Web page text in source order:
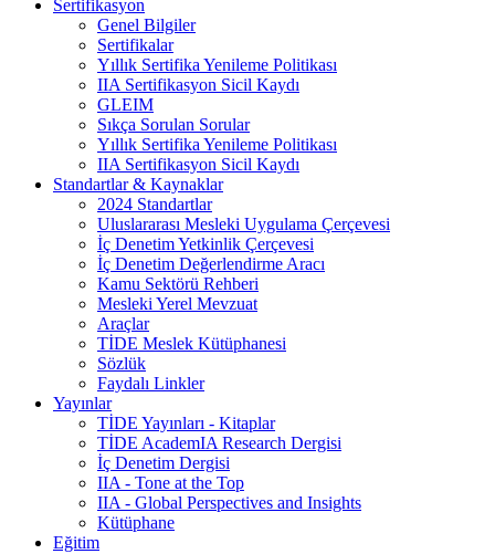
Sertifikasyon
Genel Bilgiler
Sertifikalar
Yıllık Sertifika Yenileme Politikası
IIA Sertifikasyon Sicil Kaydı
GLEIM
Sıkça Sorulan Sorular
Yıllık Sertifika Yenileme Politikası
IIA Sertifikasyon Sicil Kaydı
Standartlar & Kaynaklar
2024 Standartlar
Uluslararası Mesleki Uygulama Çerçevesi
İç Denetim Yetkinlik Çerçevesi
İç Denetim Değerlendirme Aracı
Kamu Sektörü Rehberi
Mesleki Yerel Mevzuat
Araçlar
TİDE Meslek Kütüphanesi
Sözlük
Faydalı Linkler
Yayınlar
TİDE Yayınları - Kitaplar
TİDE AcademIA Research Dergisi
İç Denetim Dergisi
IIA - Tone at the Top
IIA - Global Perspectives and Insights
Kütüphane
Eğitim